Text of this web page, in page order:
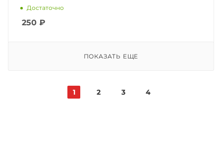
Достаточно
250 ₽
ПОКАЗАТЬ ЕЩЕ
1 2 3 4